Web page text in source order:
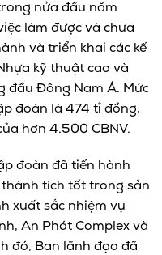
nửa đầu năm
làm được và chưa
và triển khai các kế
kỹ thuật cao và
đầu Đông Nam Á. Mức
đoàn là 474 tỉ đồng,
hơn 4.500 CBNV.
đoàn đã tiến hành
tích tốt trong sản
xuất sắc nhiệm vụ
An Phát Complex và
đó, Ban lãnh đạo đã